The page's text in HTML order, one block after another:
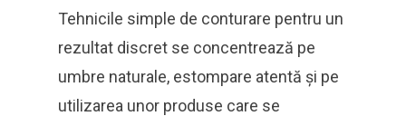
Tehnicile simple de conturare pentru un
rezultat discret se concentrează pe
umbre naturale, estompare atentă și pe
utilizarea unor produse care se